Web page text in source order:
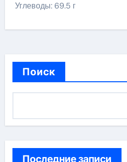
Углеводы: 69.5 г
Поиск
Последние записи